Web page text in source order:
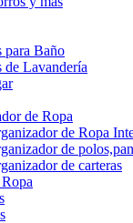
para Baño
de Lavandería
de Ropa
de Ropa
de
de carteras